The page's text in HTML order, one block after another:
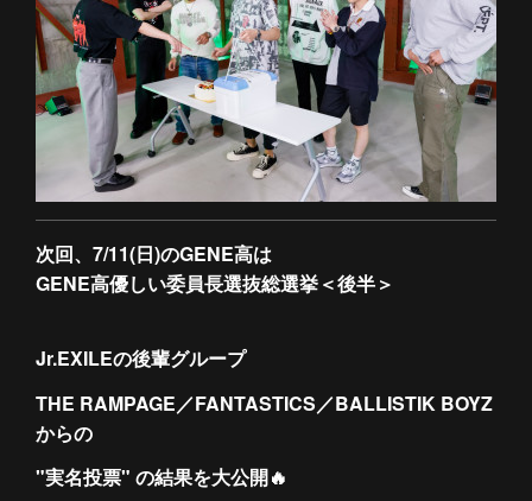
次回、7/11(日)のGENE高は
GENE高優しい委員長選抜総選挙＜後半＞
Jr.EXILEの後輩グループ
THE RAMPAGE／FANTASTICS／BALLISTIK BOYZ
からの
"実名投票" の結果を大公開🔥